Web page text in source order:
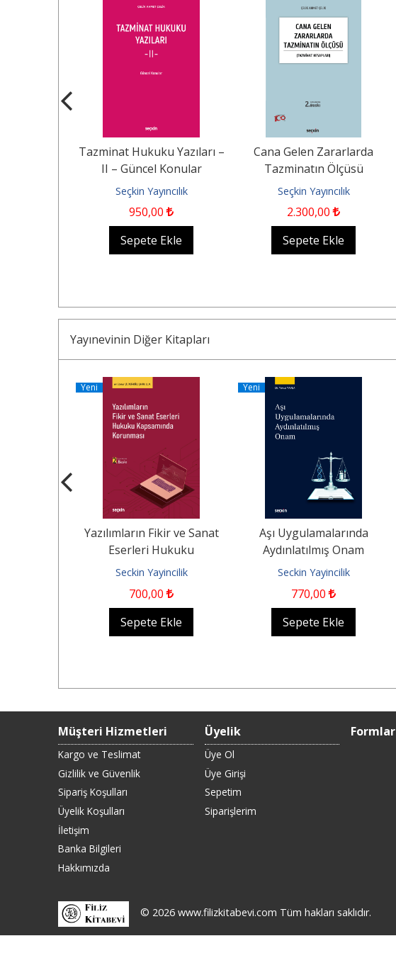
Tazminat Hukuku Yazıları –
II – Güncel Konular
Seçkin Yayıncılık
950,00
Sepete Ekle
Cana Gelen Zararlarda
Tazminatın Ölçüsü
(Tazminat Hesapları)
Seçkin Yayıncılık
2.300,00
Sepete Ekle
Yayınevinin Diğer Kitapları
Yeni
Yazılımların Fikir ve Sanat
Eserleri Hukuku
Kapsamında Korunması
Seckin Yayincilik
700,00
Sepete Ekle
Yeni
Aşı Uygulamalarında
Aydınlatılmış Onam
Seckin Yayincilik
770,00
Sepete Ekle
Müşteri Hizmetleri
Kargo ve Teslimat
Gizlilik ve Güvenlik
Sipariş Koşulları
Üyelik Koşulları
İletişim
Banka Bilgileri
Hakkımızda
Üyelik
Üye Ol
Üye Girişi
Sepetim
Siparişlerim
Formlar
© 2026 www.filizkitabevi.com Tüm hakları saklıdır.